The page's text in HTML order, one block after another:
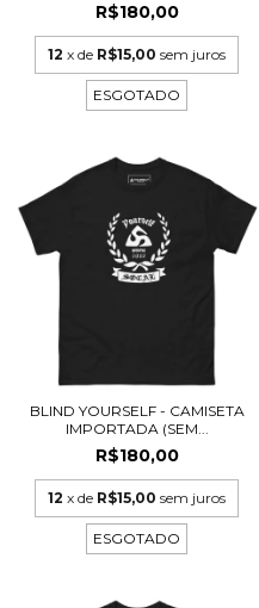
R$180,00
12 x de R$15,00 sem juros
ESGOTADO
BLIND YOURSELF - CAMISETA
IMPORTADA (SEM...
R$180,00
12 x de R$15,00 sem juros
ESGOTADO